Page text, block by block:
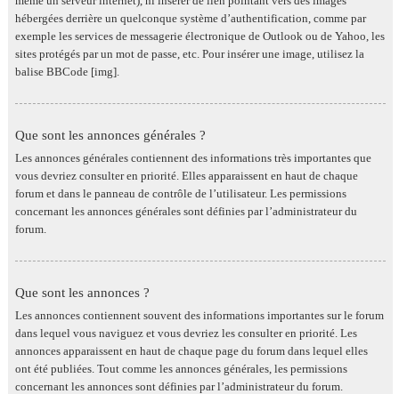
hébergées derrière un quelconque système d’authentification, comme par
exemple les services de messagerie électronique de Outlook ou de Yahoo, les
sites protégés par un mot de passe, etc. Pour insérer une image, utilisez la
balise BBCode [img].
Que sont les annonces générales ?
Les annonces générales contiennent des informations très importantes que
vous devriez consulter en priorité. Elles apparaissent en haut de chaque
forum et dans le panneau de contrôle de l’utilisateur. Les permissions
concernant les annonces générales sont définies par l’administrateur du
forum.
Que sont les annonces ?
Les annonces contiennent souvent des informations importantes sur le forum
dans lequel vous naviguez et vous devriez les consulter en priorité. Les
annonces apparaissent en haut de chaque page du forum dans lequel elles
ont été publiées. Tout comme les annonces générales, les permissions
concernant les annonces sont définies par l’administrateur du forum.